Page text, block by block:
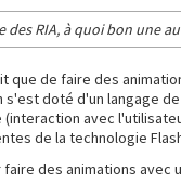
des RIA, à quoi bon une
que de faire des
s'est doté d'un
(interaction avec
de la technologie
des animations